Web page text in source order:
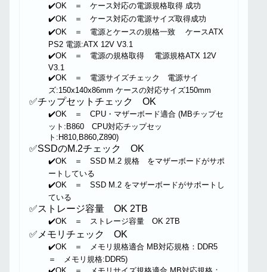
✔️OK ＝ ケース対応の電源規格取得 成功
✔️OK ＝ ケース対応の電源サイズ取得成功
✔️OK ＝ 電源とケースの規格一致 ケースATX
PS2 電源:ATX 12V V3.1
✔️OK ＝ 電源の規格取得 電源規格ATX 12V
V3.1
✔️OK ＝ 電源サイズチェック 電源サイ
ズ:150x140x86mm ケースの対応サイズ150mm
✅チップセットチェック OK
✔️OK ＝ CPU・マザーボード適合 (MBチップセ
ット:B860 CPU対応チップセッ
ト:H810,B860,Z890)
✅SSDのM.2チェック OK
✔️OK ＝ SSD M.2 規格 をマザーボードがサポ
ートしている
✔️OK ＝ SSD M.2 をマザーボードがサポートし
ている
✅ストレージ容量 OK 2TB
✔️OK ＝ ストレージ容量 OK 2TB
✅メモリチェック OK
✔️OK ＝ メモリ規格適合 MB対応規格：DDR5
＝ メモリ規格:DDR5)